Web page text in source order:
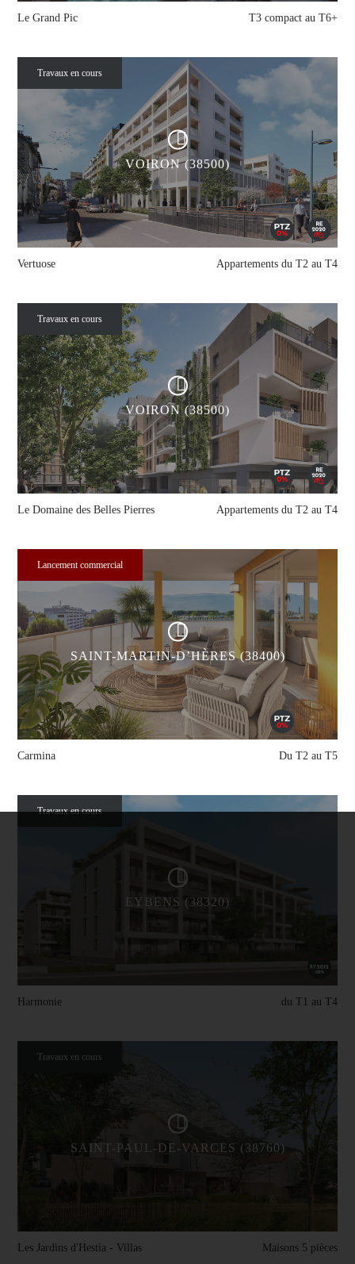
Le Grand Pic T3 compact au T6+
Travaux en cours
VOIRON (38500)
Vertuose Appartements du T2 au T4
Travaux en cours
VOIRON (38500)
Le Domaine des Belles Pierres Appartements du T2 au T4
Lancement commercial
SAINT-MARTIN-D’HÈRES (38400)
Carmina Du T2 au T5
Travaux en cours
EYBENS (38320)
Harmonie du T1 au T4
Travaux en cours
SAINT-PAUL-DE-VARCES (38760)
Les Jardins d'Hestia - Villas Maisons 5 pièces